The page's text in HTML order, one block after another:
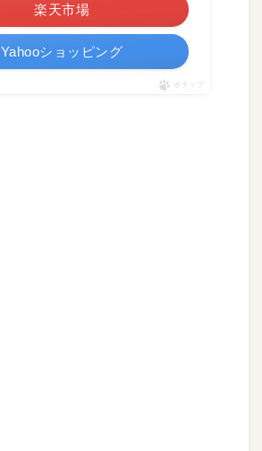
楽天市場
Yahooショッピング
ポチップ